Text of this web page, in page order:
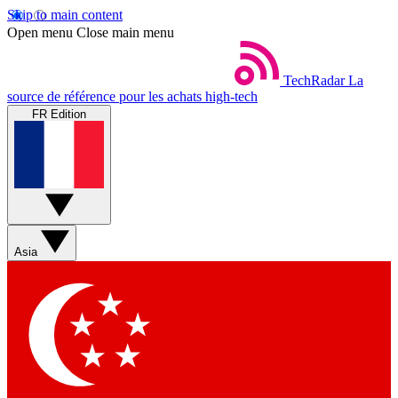
Skip to main content
Open menu Close main menu
TechRadar La
source de référence pour les achats high-tech
FR Edition
Asia